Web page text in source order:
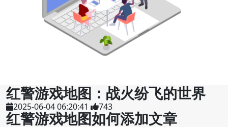
红警游戏地图：战火纷飞的世界
2025-06-04 06:20:41 743
红警游戏地图如何添加文章